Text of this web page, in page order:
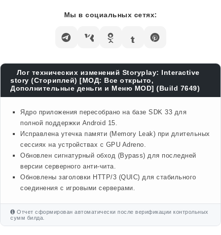
Мы в социальных сетях:
Лог технических изменений Storyplay: Interactive
story (Сториплей) [МОД: Все открыто,
Дополнительные деньги и Меню MOD] (Build 7649)
Ядро приложения пересобрано на базе SDK 33 для
полной поддержки Android 15.
Исправлена утечка памяти (Memory Leak) при длительных
сессиях на устройствах с GPU Adreno.
Обновлен сигнатурный обход (Bypass) для последней
версии серверного анти-чита.
Обновлены заголовки HTTP/3 (QUIC) для стабильного
соединения с игровыми серверами.
Отчет сформирован автоматически после верификации контрольных
сумм билда.